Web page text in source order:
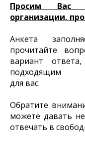
Просим Вас
организации,
Анкета
прочитайте
вариант
подходящим
для вас.
Обратите
можете давать
отвечать в